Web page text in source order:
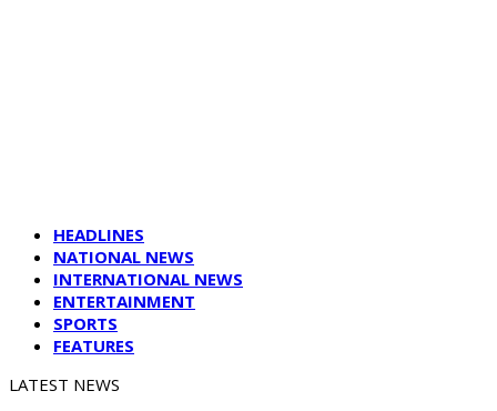
HEADLINES
NATIONAL NEWS
INTERNATIONAL NEWS
ENTERTAINMENT
SPORTS
FEATURES
LATEST NEWS